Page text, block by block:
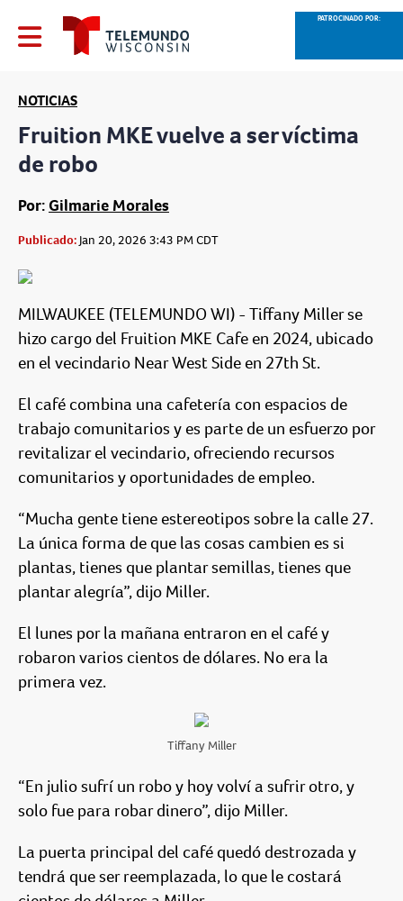
PATROCINADO POR:
NOTICIAS
Fruition MKE vuelve a ser víctima
de robo
Por: Gilmarie Morales
Publicado:Jan 20, 2026 3:43 PM CDT
MILWAUKEE (TELEMUNDO WI) - Tiffany Miller se
hizo cargo del Fruition MKE Cafe en 2024, ubicado
en el vecindario Near West Side en 27th St.
El café combina una cafetería con espacios de
trabajo comunitarios y es parte de un esfuerzo por
revitalizar el vecindario, ofreciendo recursos
comunitarios y oportunidades de empleo.
“Mucha gente tiene estereotipos sobre la calle 27.
La única forma de que las cosas cambien es si
plantas, tienes que plantar semillas, tienes que
plantar alegría”, dijo Miller.
El lunes por la mañana entraron en el café y
robaron varios cientos de dólares. No era la
primera vez.
Tiffany Miller
“En julio sufrí un robo y hoy volví a sufrir otro, y
solo fue para robar dinero”, dijo Miller.
La puerta principal del café quedó destrozada y
tendrá que ser reemplazada, lo que le costará